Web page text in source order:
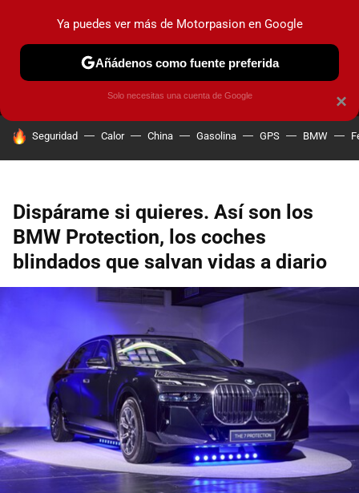
MENÚ NUEVO
COCHES ELÉCTRICOS OBSERVATORIO
HOY SE HABLA DE
Seguridad Calor China Gasolina GPS BMW
Dispárame si quieres. Así son los
BMW Protection, los coches
blindados que salvan vidas a diario
×
Ya puedes ver más de Motorpasion en Google
Añádenos como fuente preferida
Solo necesitas una cuenta de Google